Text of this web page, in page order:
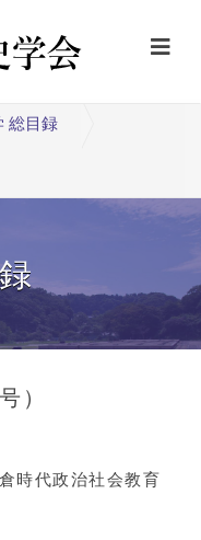
総目録
）
時代政治社会教育